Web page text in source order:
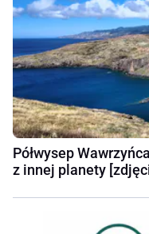
Półwysep
z innej planety